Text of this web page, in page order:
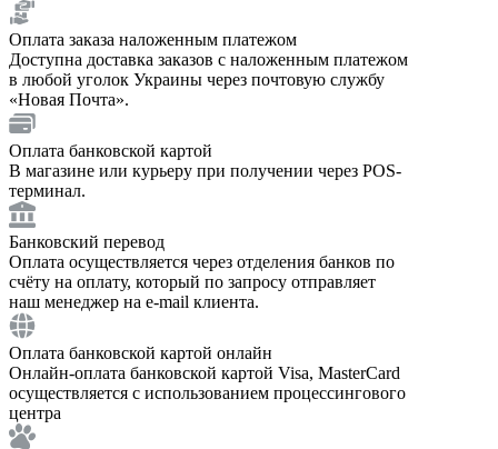
Оплата заказа наложенным платежом
Доступна доставка заказов с наложенным платежом
в любой уголок Украины через почтовую службу
«Новая Почта».
Оплата банковской картой
В магазине или курьеру при получении через POS-
терминал.
Банковский перевод
Оплата осуществляется через отделения банков по
счёту на оплату, который по запросу отправляет
наш менеджер на e-mail клиента.
Оплата банковской картой онлайн
Онлайн-оплата банковской картой Visa, MasterCard
осуществляется с использованием процессингового
центра